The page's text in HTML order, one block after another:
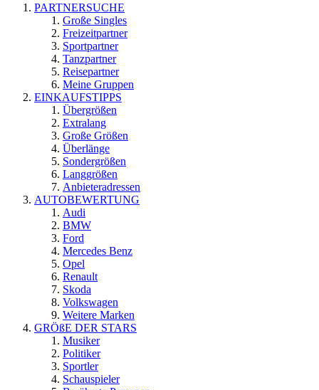
PARTNERSUCHE
Große Singles
Freizeitpartner
Sportpartner
Tanzpartner
Reisepartner
Meine Gruppen
EINKAUFSTIPPS
Übergrößen
Extralang
Große Größen
Überlänge
Sondergrößen
Langgrößen
Anbieteradressen
AUTOBEWERTUNG
Audi
BMW
Ford
Mercedes Benz
Opel
Renault
Skoda
Volkswagen
Weitere Marken
GRÖßE DER STARS
Musiker
Politiker
Sportler
Schauspieler